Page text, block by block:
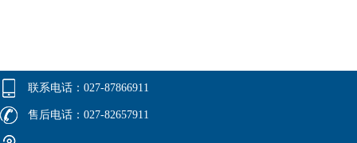
联系电话：027-87866911
售后电话：027-82657911